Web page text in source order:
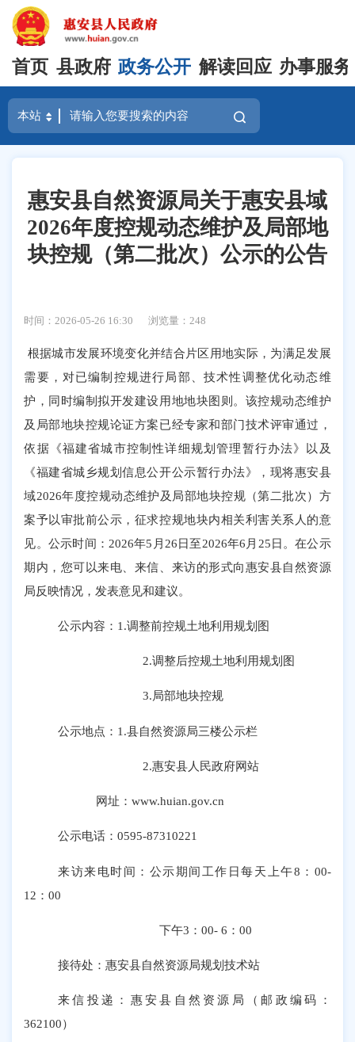
首页 县政府 政务公开 解读回应 办事服务
惠安县自然资源局关于惠安县域
2026年度控规动态维护及局部地
块控规（第二批次）公示的公告
时间：2026-05-26 16:30 浏览量：248
根据城市发展环境变化并结合片区用地实际，为满足发展
需要，对已编制控规进行局部、技术性调整优化动态维
护，同时编制拟开发建设用地地块图则。该控规动态维护
及局部地块控规论证方案已经专家和部门技术评审通过，
依据《福建省城市控制性详细规划管理暂行办法》以及
《福建省城乡规划信息公开公示暂行办法》，现将惠安县
域2026年度控规动态维护及局部地块控规（第二批次） 方
案予以审批前公示，征求控规地块内相关利害关系人的意
见。 公示时间： 2026年5 月 26日至2026年6 月 25日。在公示
期内，您可以来电、来信、来访的形式向惠安县自然资源
局反映情况，发表意见和建议。
公示内容： 1.调整前控规土地利用规划图
2.调整后控规土地利用规划图
3.局部地块控规
公示地点： 1.县自然资源局三楼公示栏
2.惠安县人民政府网站
网址：www.huian.gov.cn
公示电话：0595-87310221
来访来电时间： 公示期间工作日每天上午8：00-
12：00
下午3 ：00-6 ：00
接待处：惠安县自然资源局规划技术站
来信投递： 惠安县自然资源局（邮政编码：
362100）